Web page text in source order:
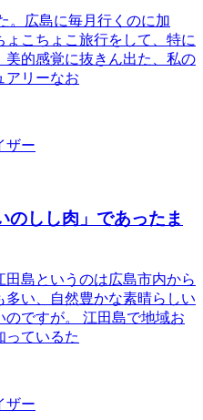
。広島に毎月行くのに加
こちょこ旅行をして、特に
的感覚に抜きん出た、私の
アリーなお
ザー
のしし肉」であったま
島というのは広島市内から
多い、自然豊かな素晴らしい
ですが。 江田島で地域お
っているた
ザー